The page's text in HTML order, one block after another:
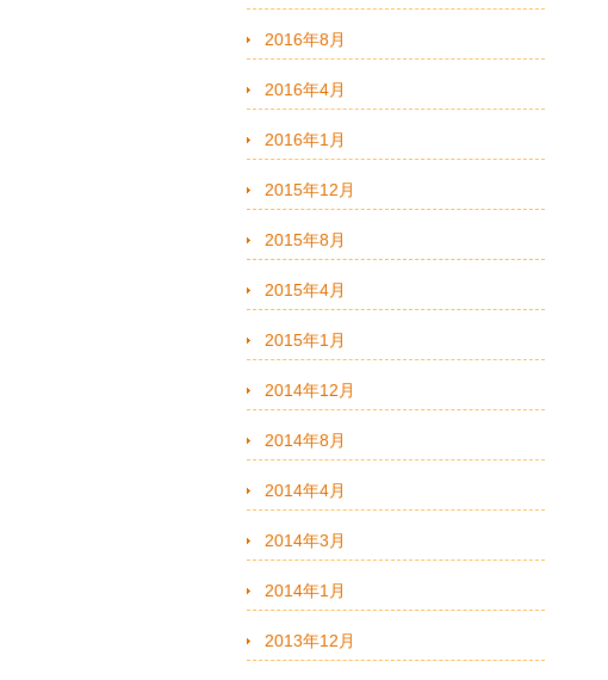
2016年8月
2016年4月
2016年1月
2015年12月
2015年8月
2015年4月
2015年1月
2014年12月
2014年8月
2014年4月
2014年3月
2014年1月
2013年12月